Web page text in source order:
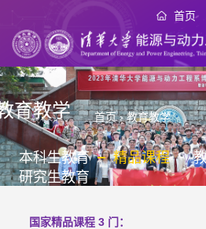
首页
育教学 首页›教育教学
本科生教育 精品课程
研究生教育
国家精品课程 3 门：